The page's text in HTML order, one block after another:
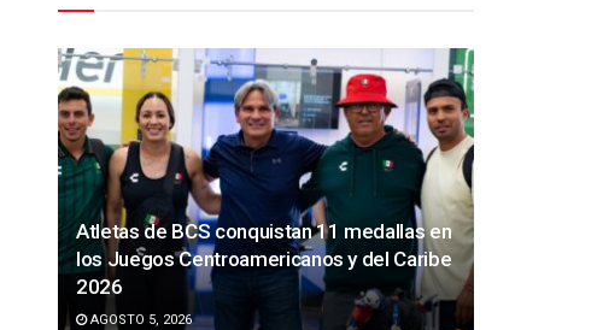
Atletas de BCS conquistan 11 medallas en
los Juegos Centroamericanos y del Caribe
2026
AGOSTO 5, 2026